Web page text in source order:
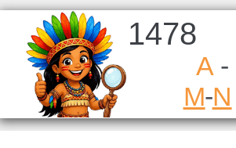
1478
A-
M-N